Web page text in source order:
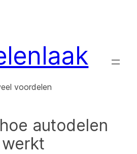
voordelen
autodelen
werkt